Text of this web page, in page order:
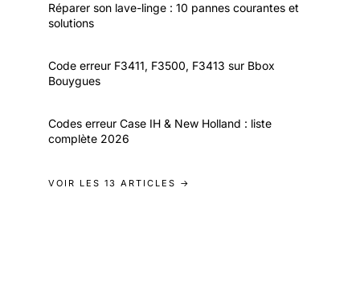
Réparer son lave-linge : 10 pannes courantes et
solutions
Code erreur F3411, F3500, F3413 sur Bbox
Bouygues
Codes erreur Case IH & New Holland : liste
complète 2026
VOIR LES 13 ARTICLES →